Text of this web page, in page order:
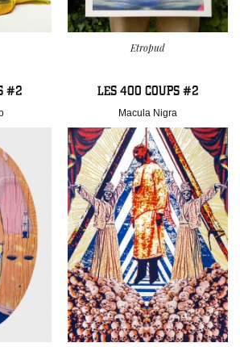
Etropud
#2 LES 400 COUPS #2
Macula Nigra